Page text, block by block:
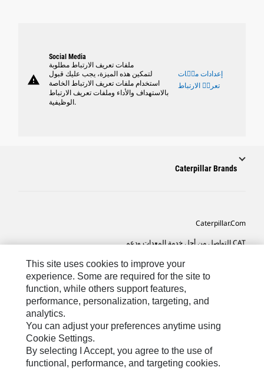
warning
Social Media
ملفات تعريف الارتباط مطلوبة
لتمكين هذه الميزة، يجب عليك قبول
استخدام ملفات تعريف الارتباط الخاصة
بالاستهداف والأداء وملفات تعريف الارتباط
الوظيفية.
إعدادات ملٝات
تعريٝ الارتباط
Caterpillar Brands
Caterpillar.com
CAT التواصل من أجل خدمة المعدات ودعم
تفضيلات التسويق الخاصة بي
خريطة الموقع
Cookie Settings
This site uses cookies to improve your
experience. Some are required for the site to
function, while others support features,
performance, personalization, targeting, and
analytics.
You can adjust your preferences anytime using
Cookie Settings.
By selecting I Accept, you agree to the use of
functional, performance, and targeting cookies.